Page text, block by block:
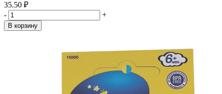
35.50 ₽
-
+
В корзину